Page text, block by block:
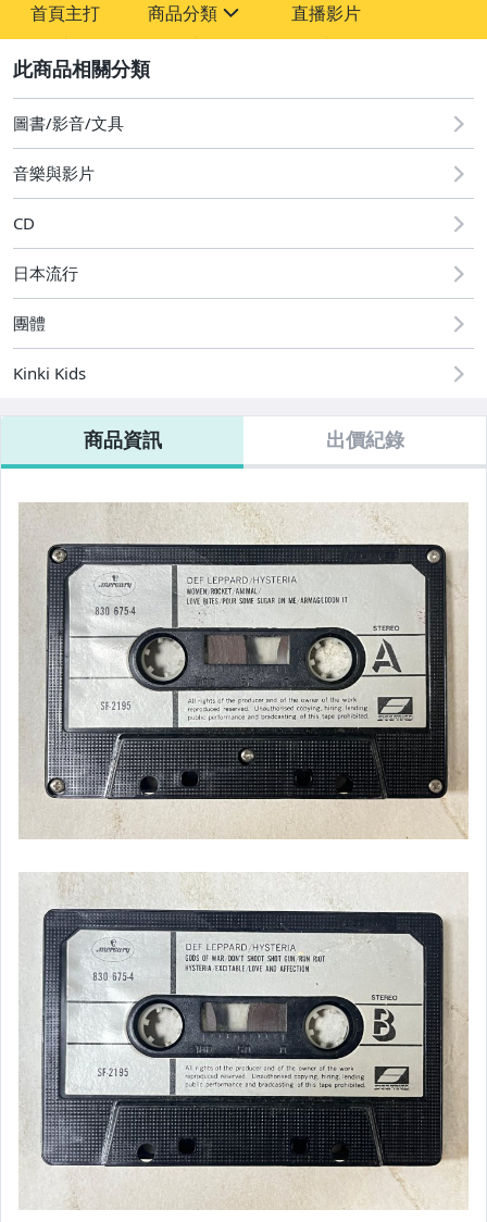
首頁主打 商品分類
家具
書.畫作品
雕刻.工藝品
玉.石.印材.水晶
陶.瓷器.花瓶.茶壺
郵.幣.券
勳章.書信.照片.證.文史
地圖.海報
CD.錄音卡帶
黑膠唱片
VCD.DVD
遊戲卡帶.
相機.攝影.週邊
文具週邊.書籤.明信片
銅板舊冊
書籍
二手家電.樂器
生活雜貨
布袋戲玩偶.公仔
遊戲攻略本
其它
直播影片
圖書/影音/文具
音樂與影片
CD
日本流行
團體
Kinki Kids
商品資訊 出價紀錄